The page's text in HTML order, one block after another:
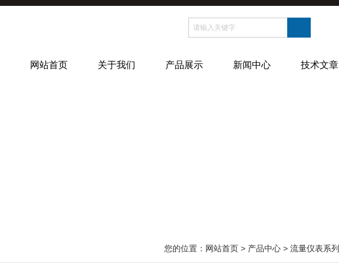
网站首页 关于我们 产品展示 新闻中心 技术文章
您的位置： 网站首页 > 产品中心 > 流量仪表系列